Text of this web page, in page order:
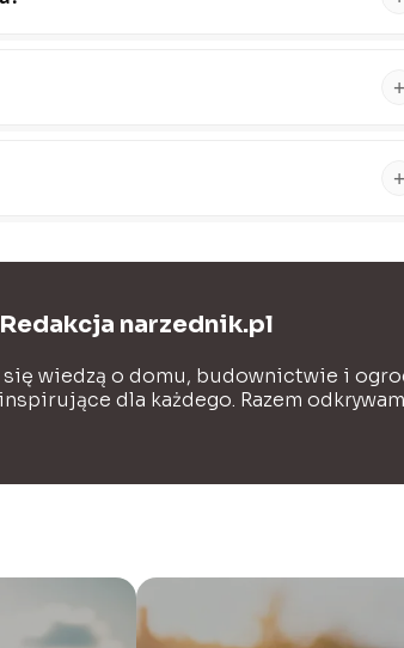
Redakcja narzednik.pl
wiedzą o domu, budownictwie i
dla każdego. Razem